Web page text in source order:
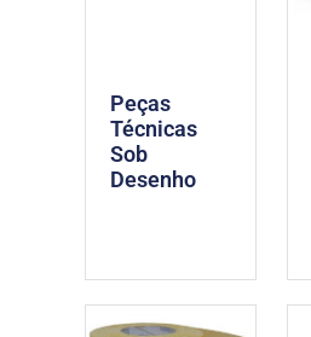
Peças
Técnicas
Sob
Desenho